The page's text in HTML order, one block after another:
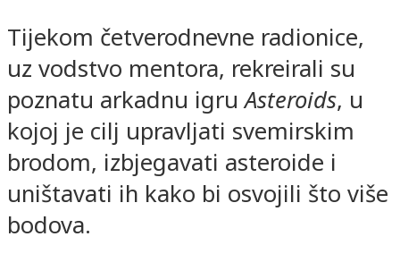
Tijekom četverodnevne radionice,
uz vodstvo mentora, rekreirali su
poznatu arkadnu igruAsteroids, u
kojoj je cilj upravljati svemirskim
brodom, izbjegavati asteroide i
uništavati ih kako bi osvojili što više
bodova.